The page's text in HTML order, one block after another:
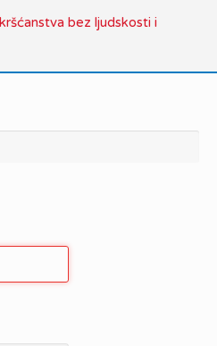
bez ljudskosti i